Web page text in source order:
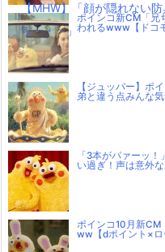
【MHW】「顔が隠れない
ら・・・」
ポインコ新CM「兄
われるwww【ドコ
【ジュッパー】ポ
弟と違う点みんな
「3本がパァーッ
い過ぎ！声は意外
ポインコ10月新CM
ww【dポイント×ロ